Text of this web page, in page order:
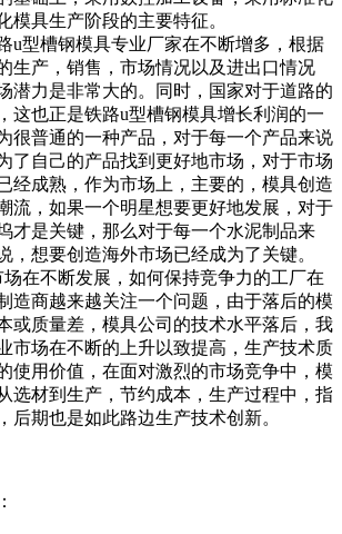
模具生产阶段的主要特征。
u型槽钢模具专业厂家在不断增多，根据
生产，销售，市场情况以及进出口情况
潜力是非常大的。同时，国家对于道路的
这也正是铁路u型槽钢模具增长利润的一
很普通的一种产品，对于每一个产品来说
了自己的产品找到更好地市场，对于市场
经成熟，作为市场上，主要的，模具创造
流，如果一个明星想要更好地发展，对于
才是关键，那么对于每一个水泥制品来
，想要创造海外市场已经成为了关键。
在不断发展，如何保持竞争力的工厂在
造商越来越关注一个问题，由于落后的模
或质量差，模具公司的技术水平落后，我
市场在不断的上升以致提高，生产技术质
使用价值，在面对激烈的市场竞争中，模
选材到生产，节约成本，生产过程中，指
后期也是如此路边生产技术创新。